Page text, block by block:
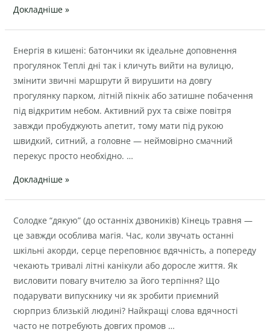
Докладніше »
Енергія в кишені: батончики як ідеальне доповнення
прогулянок Теплі дні так і кличуть вийти на вулицю,
змінити звичні маршрути й вирушити на довгу
прогулянку парком, літній пікнік або затишне побачення
під відкритим небом. Активний рух та свіже повітря
завжди пробуджують апетит, тому мати під рукою
швидкий, ситний, а головне — неймовірно смачний
перекус просто необхідно. …
Енергія
в
кишені:
батончики
як
ідеальне
доповнення
прогулянок
Докладніше »
Солодке “дякую” (до останніх дзвоників) Кінець травня —
це завжди особлива магія. Час, коли звучать останні
шкільні акорди, серце переповнює вдячність, а попереду
чекають тривалі літні канікули або доросле життя. Як
висловити повагу вчителю за його терпіння? Що
подарувати випускнику чи як зробити приємний
сюрприз близькій людині? Найкращі слова вдячності
часто не потребують довгих промов …
Солодке
“дякую”